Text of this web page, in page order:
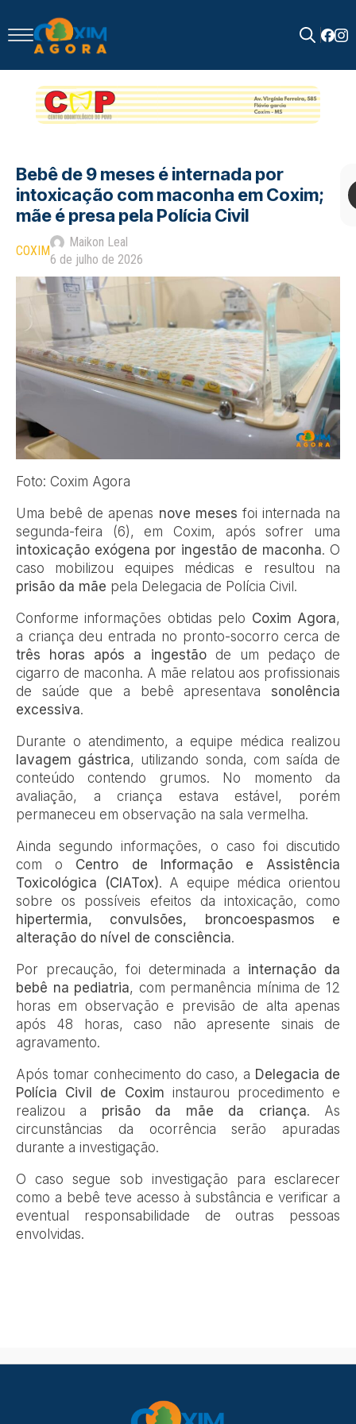
for:
Bebê de 9 meses é internada por
intoxicação com maconha em Coxim;
mãe é presa pela Polícia Civil
COXIM
Maikon Leal
6 de julho de 2026
Foto: Coxim Agora
Uma bebê de apenas nove meses foi internada na
segunda-feira (6), em Coxim, após sofrer uma
intoxicação exógena por ingestão de maconha. O
caso mobilizou equipes médicas e resultou na
prisão da mãe pela Delegacia de Polícia Civil.
Conforme informações obtidas pelo Coxim Agora,
a criança deu entrada no pronto-socorro cerca de
três horas após a ingestãode um pedaço de
cigarro de maconha. A mãe relatou aos profissionais
de saúde que a bebê apresentava sonolência
excessiva.
Durante o atendimento, a equipe médica realizou
lavagem gástrica, utilizando sonda, com saída de
conteúdo contendo grumos. No momento da
avaliação, a criança estava estável, porém
permaneceu em observação na sala vermelha.
Ainda segundo informações, o caso foi discutido
com o Centro de Informação e Assistência
Toxicológica (CIATox). A equipe médica orientou
sobre os possíveis efeitos da intoxicação, como
hipertermia, convulsões, broncoespasmos e
alteração do nível de consciência.
Por precaução, foi determinada a internação da
bebê na pediatria, com permanência mínima de 12
horas em observação e previsão de alta apenas
após 48 horas, caso não apresente sinais de
agravamento.
Após tomar conhecimento do caso, a Delegacia de
Polícia Civil de Coxim instaurou procedimento e
realizou a prisão da mãe da criança. As
circunstâncias da ocorrência serão apuradas
durante a investigação.
O caso segue sob investigação para esclarecer
como a bebê teve acesso à substância e verificar a
eventual responsabilidade de outras pessoas
envolvidas.